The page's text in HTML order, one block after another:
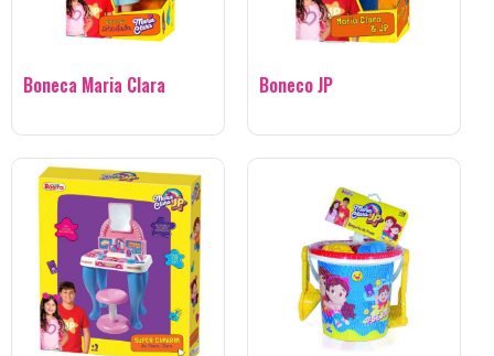
Boneca Maria Clara Boneco JP